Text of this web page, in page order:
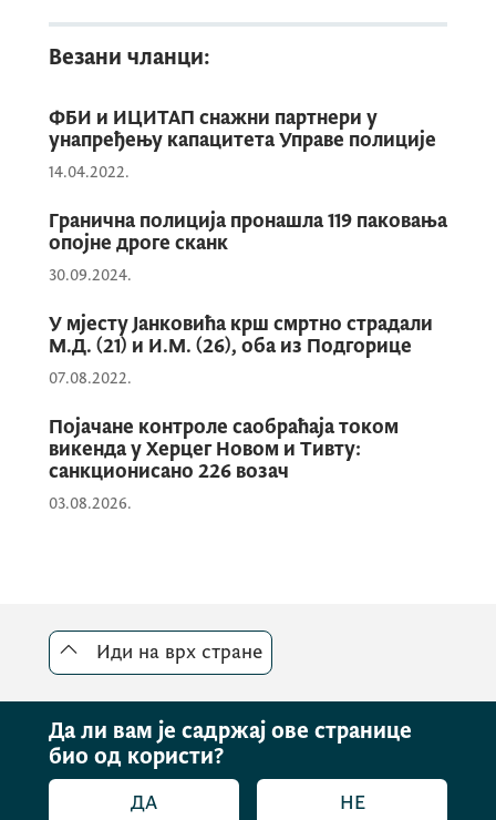
О догађају је обавијештен дежурни
тужилаштву у Подгорици, по чијем је
налогу, након прикупљених обавјештења,
украјински држављанин лишен слободе
извршио кривично дјело фалсификовање
исправе.
Везани чланци:
ФБИ и ИЦИТАП снажни партнери у
унапређењу капацитета Управе полиције
14.04.2022.
Гранична полиција пронашла 119 паковања
опојне дроге сканк
30.09.2024.
У мјесту Јанковића крш смртно страдали
М.Д. (21) и И.М. (26), оба из Подгорице
07.08.2022.
Појачане контроле саобраћаја током
викенда у Херцег Новом и Тивту:
санкционисано 226 возач
03.08.2026.
Иди на врх стране
Да ли вам је садржај ове странице
био од користи?
ДА НЕ